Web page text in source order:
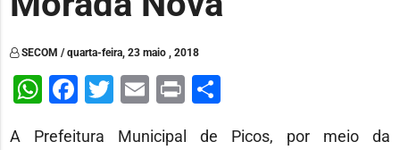
SECOM / quarta-feira, 23 maio , 2018
WhatsApp
Facebook
Twitter
Email
PrintShare
A Prefeitura Municipal de Picos, por meio da